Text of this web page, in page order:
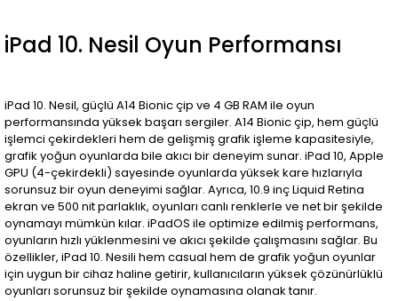
iPad 10. Nesil Oyun Performansı
iPad 10. Nesil, güçlü A14 Bionic çip ve 4 GB RAM ile oyun
performansında yüksek başarı sergiler. A14 Bionic çip, hem güçlü
işlemci çekirdekleri hem de gelişmiş grafik işleme kapasitesiyle,
grafik yoğun oyunlarda bile akıcı bir deneyim sunar. iPad 10, Apple
GPU (4-çekirdekli) sayesinde oyunlarda yüksek kare hızlarıyla
sorunsuz bir oyun deneyimi sağlar. Ayrıca, 10.9 inç Liquid Retina
ekran ve 500 nit parlaklık, oyunları canlı renklerle ve net bir şekilde
oynamayı mümkün kılar. iPadOS ile optimize edilmiş performans,
oyunların hızlı yüklenmesini ve akıcı şekilde çalışmasını sağlar. Bu
özellikler, iPad 10. Nesili hem casual hem de grafik yoğun oyunlar
için uygun bir cihaz haline getirir, kullanıcıların yüksek çözünürlüklü
oyunları sorunsuz bir şekilde oynamasına olanak tanır.